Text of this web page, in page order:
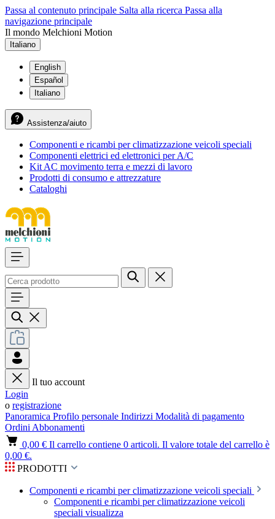
Passa al contenuto principale Salta alla ricerca Passa alla
navigazione principale
Il mondo Melchioni Motion
Italiano
English
Español
Italiano
Assistenza/aiuto
Componenti e ricambi per climatizzazione veicoli speciali
Componenti elettrici ed elettronici per A/C
Kit AC movimento terra e mezzi di lavoro
Prodotti di consumo e attrezzature
Cataloghi
Il tuo account
Login
o registrazione
Panoramica Profilo personale Indirizzi Modalità di pagamento
Ordini Abbonamenti
0,00 € Il carrello contiene 0 articoli. Il valore totale del carrello è
0,00 €.
PRODOTTI
Componenti e ricambi per climatizzazione veicoli speciali
Componenti e ricambi per climatizzazione veicoli
speciali visualizza